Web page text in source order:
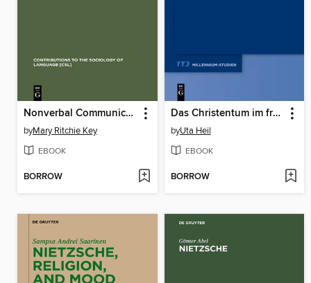
Nonverbal Communication Today
byMary Ritchie Key
EBOOK
BORROW
Das Christentum im frühen Europa
byUta Heil
EBOOK
BORROW